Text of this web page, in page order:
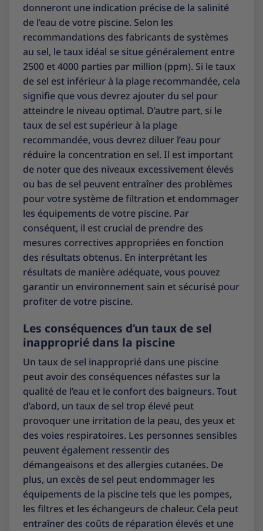
donneront une indication précise de la salinité
de l’eau de votre piscine. Selon les
recommandations des fabricants de systèmes
au sel, le taux idéal se situe généralement entre
2500 et 4000 parties par million (ppm). Si le taux
de sel est inférieur à la plage recommandée, cela
signifie que vous devrez ajouter du sel pour
atteindre le niveau optimal. D’autre part, si le
taux de sel est supérieur à la plage
recommandée, vous devrez diluer l’eau pour
réduire la concentration en sel. Il est important
de noter que des niveaux excessivement élevés
ou bas de sel peuvent entraîner des problèmes
pour votre système de filtration et endommager
les équipements de votre piscine. Par
conséquent, il est crucial de prendre des
mesures correctives appropriées en fonction
des résultats obtenus. En interprétant les
résultats de manière adéquate, vous pouvez
garantir un environnement sain et sécurisé pour
profiter de votre piscine.
Les conséquences d’un taux de sel
inapproprié dans la piscine
Un taux de sel inapproprié dans une piscine
peut avoir des conséquences néfastes sur la
qualité de l’eau et le confort des baigneurs. Tout
d’abord, un taux de sel trop élevé peut
provoquer une irritation de la peau, des yeux et
des voies respiratoires. Les personnes sensibles
peuvent également ressentir des
démangeaisons et des allergies cutanées. De
plus, un excès de sel peut endommager les
équipements de la piscine tels que les pompes,
les filtres et les échangeurs de chaleur. Cela peut
entraîner des coûts de réparation élevés et une